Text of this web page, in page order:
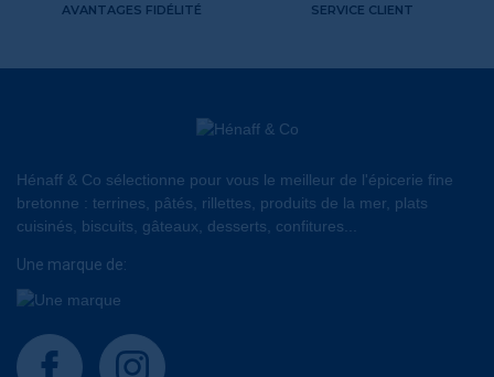
AVANTAGES FIDÉLITÉ SERVICE CLIENT
Hénaff & Co sélectionne pour vous le meilleur de l'épicerie fine
bretonne : terrines, pâtés, rillettes, produits de la mer, plats
cuisinés, biscuits, gâteaux, desserts, confitures...
Une marque de:
facebook instagram